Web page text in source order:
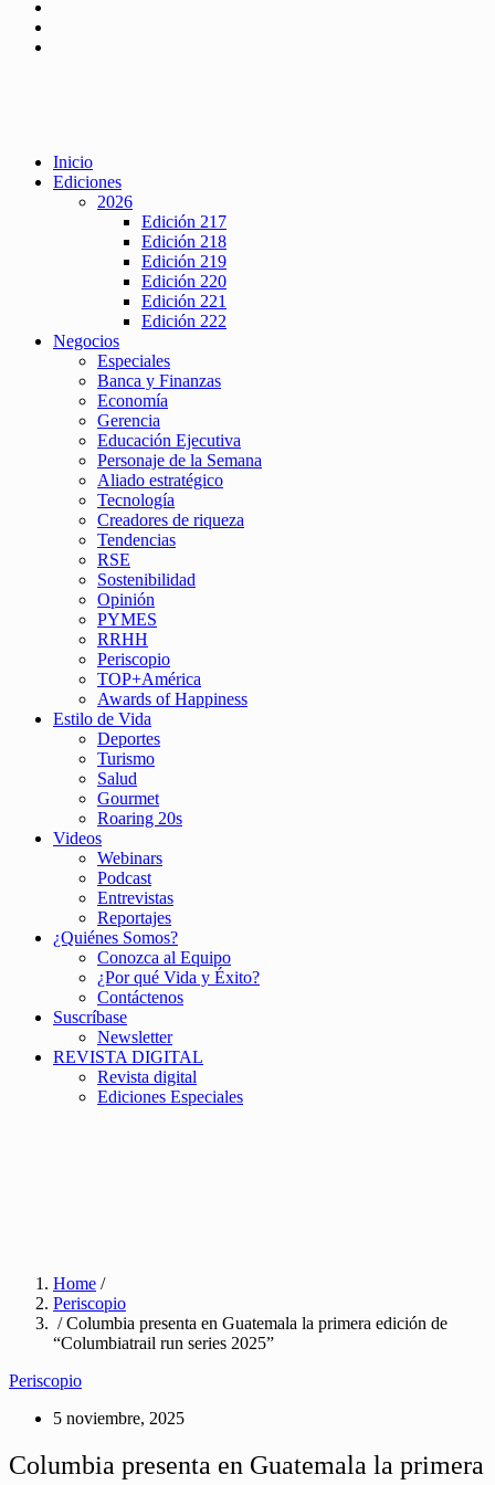
Inicio
Ediciones
2026
Edición 217
Edición 218
Edición 219
Edición 220
Edición 221
Edición 222
Negocios
Especiales
Banca y Finanzas
Economía
Gerencia
Educación Ejecutiva
Personaje de la Semana
Aliado estratégico
Tecnología
Creadores de riqueza
Tendencias
RSE
Sostenibilidad
Opinión
PYMES
RRHH
Periscopio
TOP+América
Awards of Happiness
Estilo de Vida
Deportes
Turismo
Salud
Gourmet
Roaring 20s
Videos
Webinars
Podcast
Entrevistas
Reportajes
¿Quiénes Somos?
Conozca al Equipo
¿Por qué Vida y Éxito?
Contáctenos
Suscríbase
Newsletter
REVISTA DIGITAL
Revista digital
Ediciones Especiales
Home /
Periscopio
/ Columbia presenta en Guatemala la primera edición de
“Columbiatrail run series 2025”
Periscopio
5 noviembre, 2025
Columbia presenta en Guatemala la primera